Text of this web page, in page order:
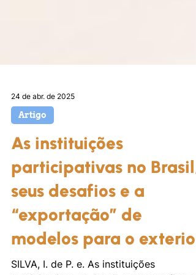
24 de abr. de 2025
Artigo
As instituições
participativas no Brasil,
seus desafios e a
“exportação” de
modelos para o exterior